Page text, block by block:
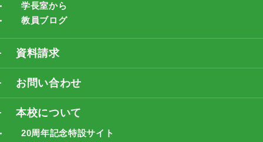
学長室から
教員ブログ
資料請求
お問い合わせ
本校について
20周年記念特設サイト